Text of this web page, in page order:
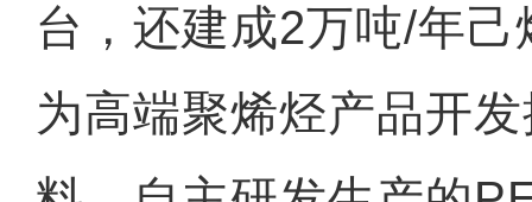
台，还建成2万吨/年
为高端聚烯烃产品开